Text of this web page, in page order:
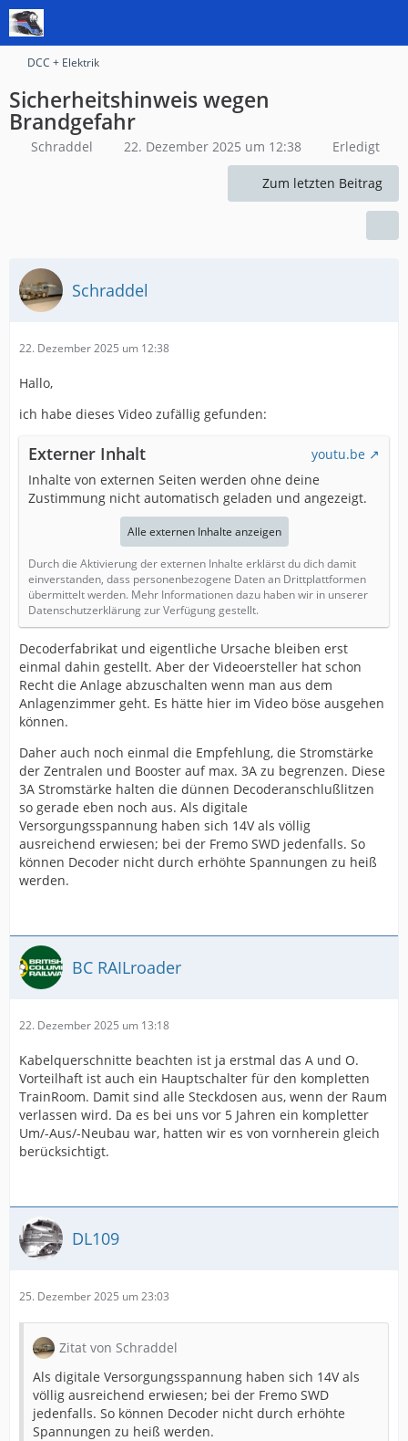
DCC + Elektrik
Sicherheitshinweis wegen
Brandgefahr
Schraddel 22. Dezember 2025 um 12:38 Erledigt
Zum letzten Beitrag
Schraddel
22. Dezember 2025 um 12:38
Hallo,
ich habe dieses Video zufällig gefunden:
Externer Inhalt
youtu.be
Inhalte von externen Seiten werden ohne deine
Zustimmung nicht automatisch geladen und angezeigt.
Alle externen Inhalte anzeigen
Durch die Aktivierung der externen Inhalte erklärst du dich damit
einverstanden, dass personenbezogene Daten an Drittplattformen
übermittelt werden. Mehr Informationen dazu haben wir in unserer
Datenschutzerklärung zur Verfügung gestellt.
Decoderfabrikat und eigentliche Ursache bleiben erst
einmal dahin gestellt. Aber der Videoersteller hat schon
Recht die Anlage abzuschalten wenn man aus dem
Anlagenzimmer geht. Es hätte hier im Video böse ausgehen
können.
Daher auch noch einmal die Empfehlung, die Stromstärke
der Zentralen und Booster auf max. 3A zu begrenzen. Diese
3A Stromstärke halten die dünnen Decoderanschlußlitzen
so gerade eben noch aus. Als digitale
Versorgungsspannung haben sich 14V als völlig
ausreichend erwiesen; bei der Fremo SWD jedenfalls. So
können Decoder nicht durch erhöhte Spannungen zu heiß
werden.
BC RAILroader
22. Dezember 2025 um 13:18
Kabelquerschnitte beachten ist ja erstmal das A und O.
Vorteilhaft ist auch ein Hauptschalter für den kompletten
TrainRoom. Damit sind alle Steckdosen aus, wenn der Raum
verlassen wird. Da es bei uns vor 5 Jahren ein kompletter
Um/-Aus/-Neubau war, hatten wir es von vornherein gleich
berücksichtigt.
DL109
25. Dezember 2025 um 23:03
Zitat von Schraddel
Als digitale Versorgungsspannung haben sich 14V als
völlig ausreichend erwiesen; bei der Fremo SWD
jedenfalls. So können Decoder nicht durch erhöhte
Spannungen zu heiß werden.